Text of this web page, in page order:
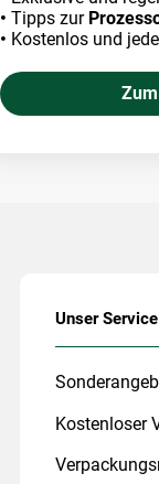
Unser Service
Kostenloser
• Tipps zur
• Kostenlos und